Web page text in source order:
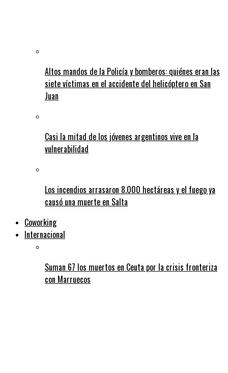
Altos mandos de la Policía y bomberos: quiénes eran las
siete víctimas en el accidente del helicóptero en San
Juan
Casi la mitad de los jóvenes argentinos vive en la
vulnerabilidad
Los incendios arrasaron 8.000 hectáreas y el fuego ya
causó una muerte en Salta
Coworking
Internacional
Suman 67 los muertos en Ceuta por la crisis fronteriza
con Marruecos